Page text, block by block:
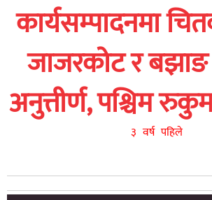
नेपाली
युनिकोड
कार्यसम्पादनमा
जाजरकोट र बझाङ
अनुत्तीर्ण, पश्चिम
३ वर्ष पहिले